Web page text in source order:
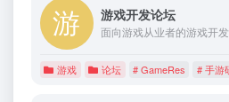
游戏开发论坛
游戏 论坛 # GameRes # 手游